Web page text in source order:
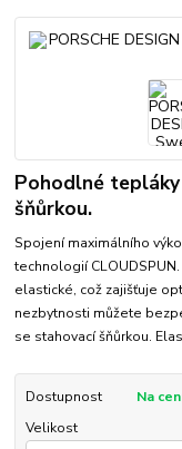
Pohodlné
šňůrkou.
Spojení maximálního
technologií
elastické, což zajišťuje
nezbytnosti můžete
se stahovací šňůrkou.
Dostupnost
Na
Velikost